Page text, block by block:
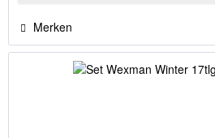
Merken